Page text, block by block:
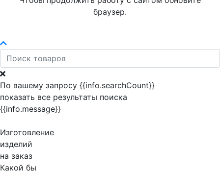
браузер.
По вашему запросу {{info.searchCount}}
показать все результаты поиска
{{info.message}}
Изготовление
изделий
на заказ
Какой бы